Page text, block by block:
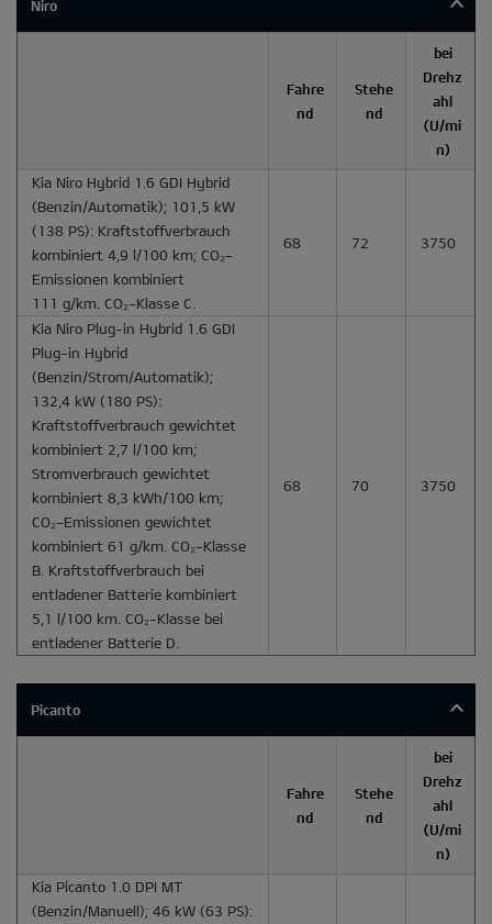
Niro
Fahre
nd
Stehe
nd
bei
Drehz
ahl
(U/mi
n)
Kia Niro Hybrid 1.6 GDI Hybrid
(Benzin/Automatik); 101,5 kW
(138 PS): Kraftstoffverbrauch
kombiniert 4,9 l/100 km; CO₂-
Emissionen kombiniert
111 g/km. CO₂-Klasse C.
68 72 3750
Kia Niro Plug-in Hybrid 1.6 GDI
Plug-in Hybrid
(Benzin/Strom/Automatik);
132,4 kW (180 PS):
Kraftstoffverbrauch gewichtet
kombiniert 2,7 l/100 km;
Stromverbrauch gewichtet
kombiniert 8,3 kWh/100 km;
CO₂-Emissionen gewichtet
kombiniert 61 g/km. CO₂-Klasse
B. Kraftstoffverbrauch bei
entladener Batterie kombiniert
5,1 l/100 km. CO₂-Klasse bei
entladener Batterie D.
68 70 3750
Picanto
Fahre
nd
Stehe
nd
bei
Drehz
ahl
(U/mi
n)
Kia Picanto 1.0 DPI MT
(Benzin/Manuell); 46 kW (63 PS):